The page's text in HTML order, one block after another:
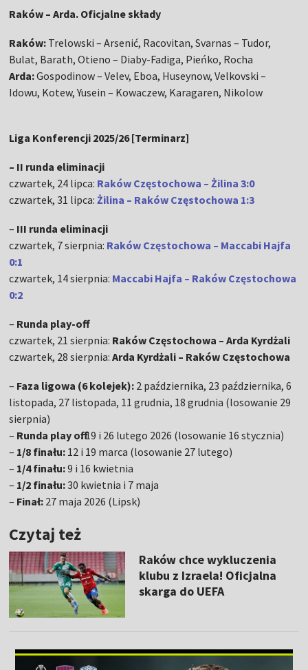
Raków – Arda. Oficjalne składy
Raków: Trelowski – Arsenić, Racovitan, Svarnas – Tudor,
Bulat, Barath, Otieno – Diaby-Fadiga, Pieńko, Rocha
Arda:Gospodinow – Velev, Eboa, Huseynow, Velkovski –
Idowu, Kotew, Yusein – Kowaczew, Karagaren, Nikolow
Liga Konferencji 2025/26 [Terminarz]
– II runda eliminacji
czwartek, 24 lipca: Raków Częstochowa – Żilina 3:0
czwartek, 31 lipca:Żilina – Raków Częstochowa 1:3
– III runda eliminacji
czwartek, 7 sierpnia: Raków Częstochowa – Maccabi Hajfa
0:1
czwartek, 14 sierpnia: Maccabi Hajfa – Raków Częstochowa
0:2
– Runda play-off
czwartek, 21 sierpnia: Raków Częstochowa – Arda Kyrdżali
czwartek, 28 sierpnia:Arda Kyrdżali – Raków Częstochowa
– Faza ligowa (6 kolejek): 2 października, 23 października, 6
listopada, 27 listopada, 11 grudnia, 18 grudnia (losowanie 29
sierpnia)
– Runda play off:19 i 26 lutego 2026 (losowanie 16 stycznia)
– 1/8 finału: 12 i 19 marca (losowanie 27 lutego)
– 1/4 finału:9 i 16 kwietnia
– 1/2 finału:30 kwietnia i 7 maja
– Finał: 27 maja 2026 (Lipsk)
Czytaj też
Raków chce wykluczenia
klubu z Izraela! Oficjalna
skarga do UEFA